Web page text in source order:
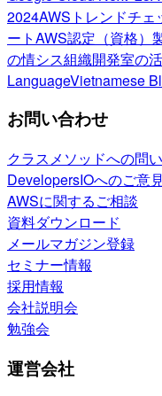
2024AWSトレンドチェ
ートAWS認定（資格）
の情シス組織開発室の
LanguageVietnamese
お問い合わせ
クラスメソッドへの問
DevelopersIOへのご意
AWSに関するご相談
資料ダウンロード
メールマガジン登録
セミナー情報
採用情報
会社説明会
勉強会
運営会社